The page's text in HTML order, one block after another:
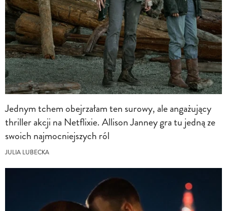
Jednym tchem obejrzałam ten surowy, ale angażujący
thriller akcji na Netflixie. Allison Janney gra tu jedną ze
swoich najmocniejszych ról
JULIA LUBECKA